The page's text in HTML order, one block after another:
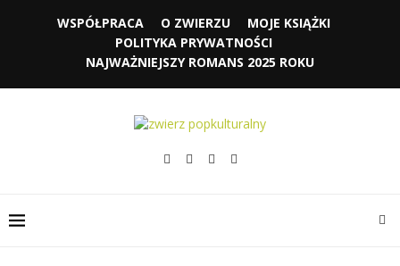
WSPÓŁPRACA O ZWIERZU
MOJE KSIĄŻKI
POLITYKA PRYWATNOŚCI
NAJWAŻNIEJSZY ROMANS 2025 ROKU